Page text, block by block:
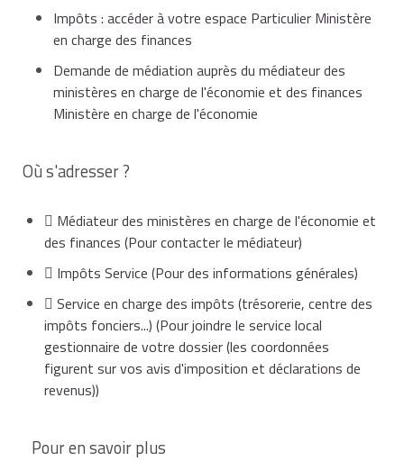
Impôts : accéder à votre espace Particulier Ministère
en charge des finances
Demande de médiation auprès du médiateur des
ministères en charge de l'économie et des finances
Ministère en charge de l'économie
Où s'adresser ?
Médiateur des ministères en charge de l'économie et
des finances (Pour contacter le médiateur)
Impôts Service (Pour des informations générales)
Service en charge des impôts (trésorerie, centre des
impôts fonciers...) (Pour joindre le service local
gestionnaire de votre dossier (les coordonnées
figurent sur vos avis d'imposition et déclarations de
revenus))
Pour en savoir plus